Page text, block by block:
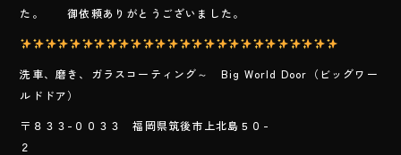
た。 御依頼ありがとうございました。
洗車、磨き、ガラスコーティング～ Big World Door（ビッグワー
ルドドア）
〒８３３-００３３ 福岡県筑後市上北島５０-
２